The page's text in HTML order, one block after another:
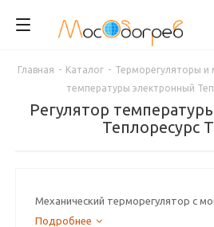
Главная - Каталог - Терморегуляторы и
температуры электронный
Регулятор
Теплоресурс
Механический терморегулятор с
Подробнее